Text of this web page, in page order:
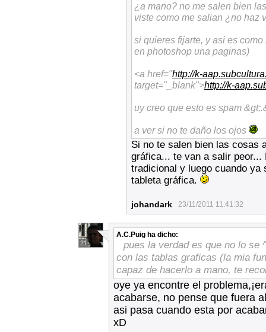
¿a mano? no me salen bien
viste como me salian ¿no haz
si quieres fijarte, y asi es
en photoshop una paginas)
<a href="http://k-
target="_blank">http://k-
uy creo que esto es spam
a ver si no te daño los ojos
Si no te salen bien las cosas
gráfica... te van a salir peor...
tradicional y luego cuando ya
tableta gráfica.
johandark 23/11/2011 11:41:32
21
A.C.Puig ha dicho:
pues la verdad es que no lo se
con las tablas graficas (la mia
capaz de hacerlo a mano, te
oye ya encontre el
acabarse, no pense que fuera
asi pasa cuando esta por
xD